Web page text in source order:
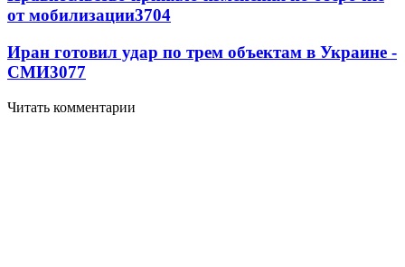
от мобилизации3704
Иран готовил удар по трем объектам в Украине -
СМИ3077
Читать комментарии